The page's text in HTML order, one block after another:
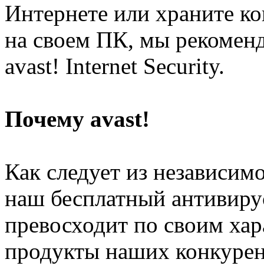
Интернете или храните
на своем ПК, мы
avast! Internet Security.
Почему avast!
Как следует из
наш бесплатный
превосходит по своим
продукты наших